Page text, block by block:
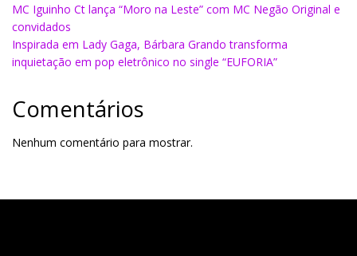
MC Iguinho Ct lança “Moro na Leste” com MC Negão Original e
convidados
Inspirada em Lady Gaga, Bárbara Grando transforma
inquietação em pop eletrônico no single “EUFORIA”
Comentários
Nenhum comentário para mostrar.